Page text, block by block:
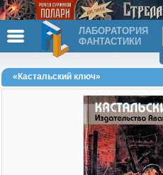
ЛАБОРАТОРИЯ
ФАНТАСТИКИ
«Кастальский ключ»